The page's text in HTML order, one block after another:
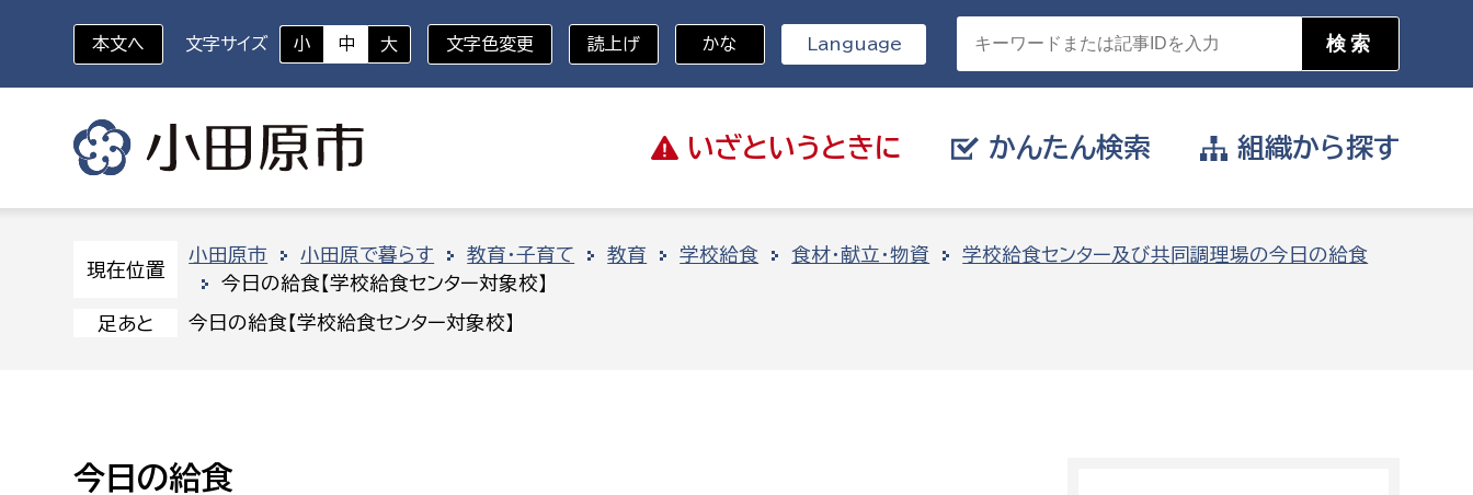
いざと いうときに
いざというときに
休日救急外来 防災・ハザードマップ
かんたん検索
対象者を選択
新生児・乳幼児
分野を選択 目的を選択
組織から探す
組織から探す
本文へ 文字サイズ 小 中 大 文字色変更 読上げ かな Language
現在位置
小田原市 小田原で暮らす 教育・子育て 教育 学校給食 食材・献立・物資
学校給食センター及び共同調理場の今日の給食
今日の給食【学校給食センター対象校】
足あと 今日の給食【学校給食センター対象校】
今日の給食